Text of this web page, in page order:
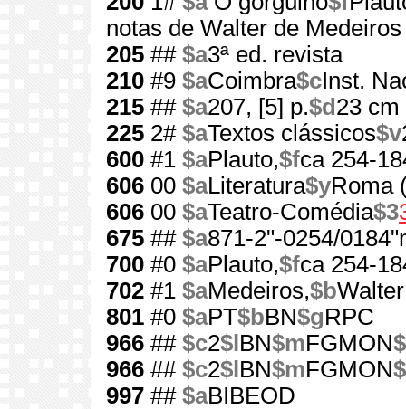
notas de Walter de Medeiros
205 ## $a3ª ed. revista
210 #9 $aCoimbra$cInst.
215 ## $a207, [5] p.$d 23 cm
225 2# $aTextos clássicos$v
600 #1 $aPlauto,$fca 254-
606 00 $aLiteratura$yRoma
606 00 $aTeatro-Comédia$3
675 ## $a871-2"-0254/
700 #0 $aPlauto,$fca 254-
702 #1 $aMedeiros,$b
801 #0 $aPT$bBN$gRPC
966 ## $c2$l BN$mFGMON
966 ## $c2$l BN$mFGMON
997 ## $aBIBEOD